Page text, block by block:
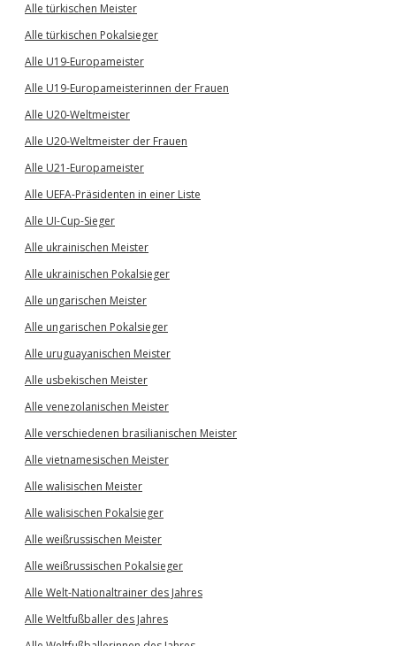
Alle türkischen Meister
Alle türkischen Pokalsieger
Alle U19-Europameister
Alle U19-Europameisterinnen der Frauen
Alle U20-Weltmeister
Alle U20-Weltmeister der Frauen
Alle U21-Europameister
Alle UEFA-Präsidenten in einer Liste
Alle UI-Cup-Sieger
Alle ukrainischen Meister
Alle ukrainischen Pokalsieger
Alle ungarischen Meister
Alle ungarischen Pokalsieger
Alle uruguayanischen Meister
Alle usbekischen Meister
Alle venezolanischen Meister
Alle verschiedenen brasilianischen Meister
Alle vietnamesischen Meister
Alle walisischen Meister
Alle walisischen Pokalsieger
Alle weißrussischen Meister
Alle weißrussischen Pokalsieger
Alle Welt-Nationaltrainer des Jahres
Alle Weltfußballer des Jahres